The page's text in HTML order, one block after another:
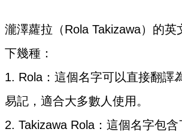
瀧澤蘿拉（Rola Takizawa）的英
下幾種：
1. Rola：這個名字可以直接翻譯
易記，適合大多數人使用。
2. Takizawa Rola：這個名字包